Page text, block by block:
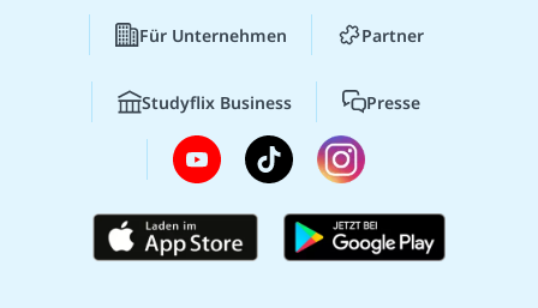
Für Unternehmen Partner
Studyflix Business Presse